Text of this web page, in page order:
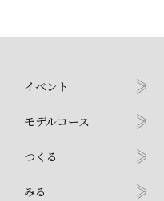
イベント
モデルコース
つくる
みる